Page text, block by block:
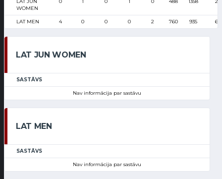
LAT JUN
WOMEN
0 1 0 1 0 488 1358 2
LAT MEN 4 0 0 0 2 760 935 6
LAT JUN WOMEN
SASTĀVS
Nav informācija par sastāvu
LAT MEN
SASTĀVS
Nav informācija par sastāvu